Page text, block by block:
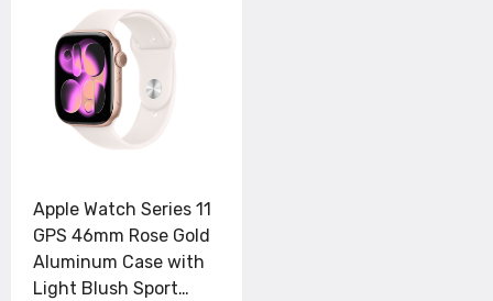
Apple Watch Series 11
GPS 46mm Rose Gold
Aluminum Case with
Light Blush Sport